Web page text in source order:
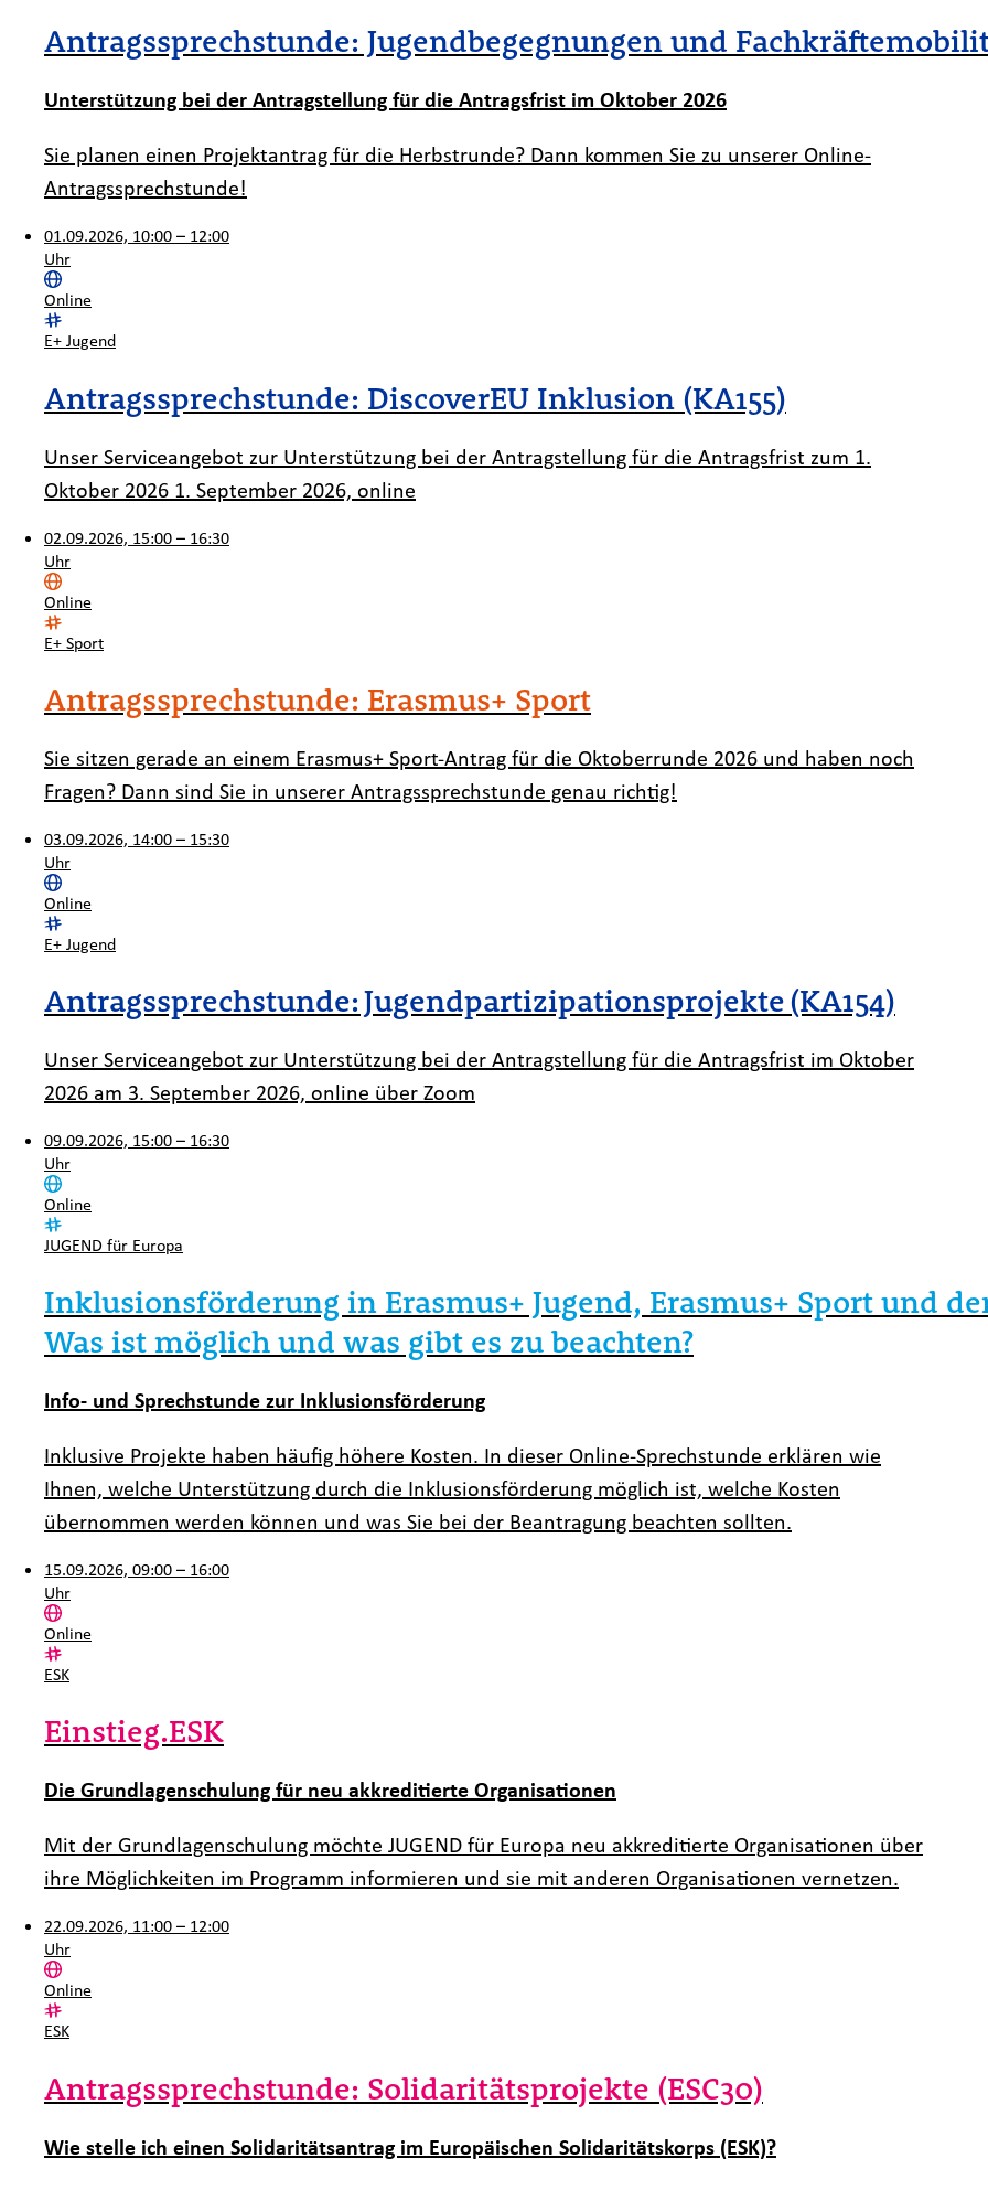
Antragssprechstunde: Jugendbegegnungen und
Unterstützung bei der Antragstellung für die Antragsfrist im Oktober 2026
Sie planen einen Projektantrag für die Herbstrunde? Dann kommen Sie zu unserer Online-
Antragssprechstunde!
01.09.2026, 10:00 – 12:00
Uhr
Ort:
Online
Kategorie:
E+ Jugend
Antragssprechstunde: DiscoverEU Inklusion (KA155)
Unser Serviceangebot zur Unterstützung bei der Antragstellung für die Antragsfrist zum 1.
Oktober 2026 1. September 2026, online
02.09.2026, 15:00 – 16:30
Uhr
Ort:
Online
Kategorie:
E+ Sport
Antragssprechstunde: Erasmus+ Sport
Sie sitzen gerade an einem Erasmus+ Sport-Antrag für die Oktoberrunde 2026 und haben noch
Fragen? Dann sind Sie in unserer Antragssprechstunde genau richtig!
03.09.2026, 14:00 – 15:30
Uhr
Ort:
Online
Kategorie:
E+ Jugend
Antragssprechstunde: Jugendpartizipationsprojekte (KA154)
Unser Serviceangebot zur Unterstützung bei der Antragstellung für die Antragsfrist im Oktober
2026 am 3. September 2026, online über Zoom
09.09.2026, 15:00 – 16:30
Uhr
Ort:
Online
Kategorie:
JUGEND für Europa
Inklusionsförderung in Erasmus+ Jugend, Erasmus+ Sport und
Was ist möglich und was gibt es zu beachten?
Info- und Sprechstunde zur Inklusionsförderung
Inklusive Projekte haben häufig höhere Kosten. In dieser Online-Sprechstunde erklären wie
Ihnen, welche Unterstützung durch die Inklusionsförderung möglich ist, welche Kosten
übernommen werden können und was Sie bei der Beantragung beachten sollten.
15.09.2026, 09:00 – 16:00
Uhr
Ort:
Online
Kategorie:
ESK
Einstieg.ESK
Die Grundlagenschulung für neu akkreditierte Organisationen
Mit der Grundlagenschulung möchte JUGEND für Europa neu akkreditierte Organisationen über
ihre Möglichkeiten im Programm informieren und sie mit anderen Organisationen vernetzen.
22.09.2026, 11:00 – 12:00
Uhr
Ort:
Online
Kategorie:
ESK
Antragssprechstunde: Solidaritätsprojekte (ESC30)
Wie stelle ich einen Solidaritätsantrag im Europäischen Solidaritätskorps (ESK)?